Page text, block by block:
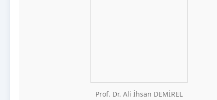
Prof. Dr. Ali İhsan DEMİREL